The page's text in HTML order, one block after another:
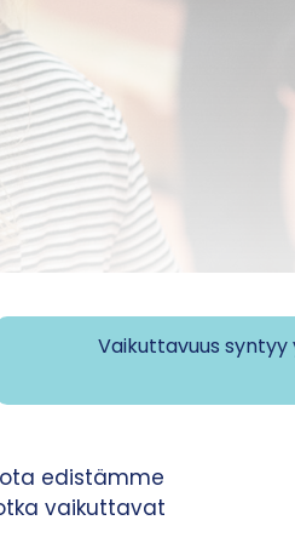
Vaikuttavuus
edistämme
vaikuttavat